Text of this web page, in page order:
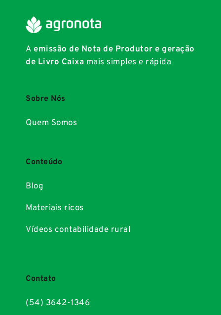
Aemissão de Nota de Produtor e geração
de Livro Caixa mais simples e rápida
Sobre Nós
Quem Somos
Conteúdo
Blog
Materiais ricos
Vídeos contabilidade rural
Contato
(54) 3642-1346